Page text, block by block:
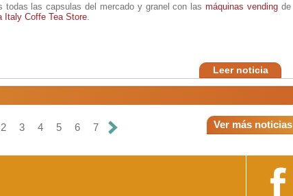
todas las capsulas del mercado y granel con las máquinas vending de
Italy Coffe Tea Store
Leer noticia
2 3 4 5 6 7 Ver más noticias